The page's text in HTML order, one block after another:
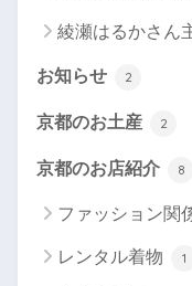
綾瀬はるかさん
お知らせ 2
京都のお土産 2
京都のお店紹介 8
ファッション関
レンタル着物 1